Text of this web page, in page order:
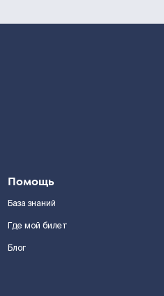
Помощь
База знаний
Где мой билет
Блог